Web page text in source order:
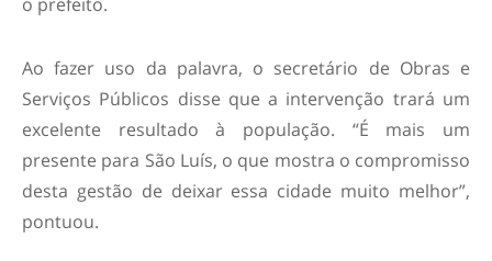
Ao fazer uso da palavra, o secretário de Obras e
Serviços Públicos disse que a intervenção trará um
excelente resultado à população. “É mais um
presente para São Luís, o que mostra o compromisso
desta gestão de deixar essa cidade muito melhor”,
pontuou.